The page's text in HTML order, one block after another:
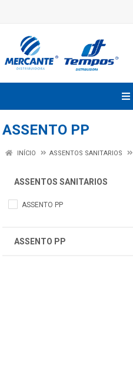
ASSENTO PP
INÍCIO ASSENTOS SANITARIOS
ASSENTOS SANITARIOS
ASSENTO PP
ASSENTO PP